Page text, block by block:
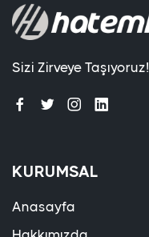
Sizi Zirveye Taşıyoruz!
KURUMSAL
Anasayfa